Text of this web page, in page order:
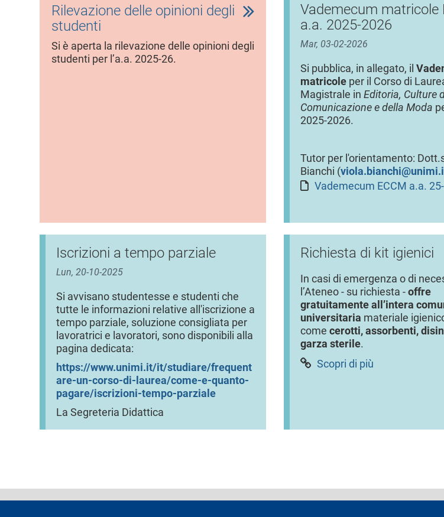
Rilevazione delle opinioni degli
studenti
Si è aperta la rilevazione delle opinioni degli
studenti per l’a.a. 2025-26.
Vademecum matricole
a.a. 2025-2026
Mar, 03-02-2026
Si pubblica, in allegato, il
matricole per il Corso di
Magistrale inEditoria, Culture
Comunicazione e della Moda
2025-2026.
Tutor per l'orientamento:
Bianchi (
Vademecum ECCM a.a.
Iscrizioni a tempo parziale
Lun, 20-10-2025
Si avvisano studentesse e studenti che
tutte le informazioni relative all'iscrizione a
tempo parziale, soluzione consigliata per
lavoratrici e lavoratori, sono disponibili alla
pagina dedicata:
https://www.unimi.it/it/studiare/frequent
are-un-corso-di-laurea/come-e-quanto-
pagare/iscrizioni-tempo-parziale
La Segreteria Didattica
Richiesta di kit igienici
In casi di emergenza o di
l’Ateneo - su richiesta -offre
gratuitamente all’intera
universitaria materiale
comecerotti, assorbenti,
garza sterile.
Scopri di più